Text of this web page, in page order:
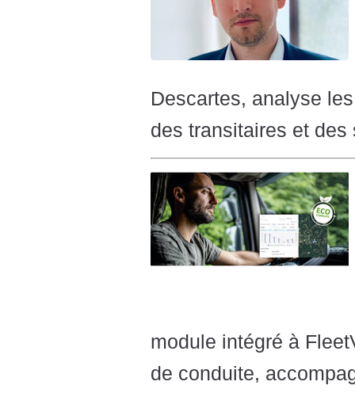
Descartes, analyse
des transitaires et
module intégré à
de conduite,